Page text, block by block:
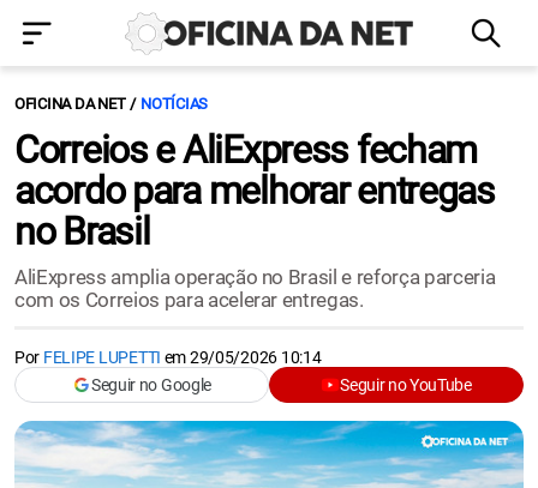
OFICINA DA NET NOTÍCIAS
Correios e AliExpress fecham
acordo para melhorar entregas
no Brasil
AliExpress amplia operação no Brasil e reforça parceria
com os Correios para acelerar entregas.
Por FELIPE LUPETTI em29/05/2026 10:14
Seguir no Google
Seguir no YouTube